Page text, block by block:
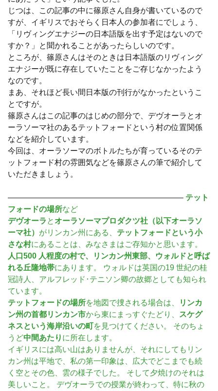
じつは、この記事の中に篠原さん自身が書いているので
すが、イギリスでおそらく日本人の参加者にでしょう、
「リヴィングエナジーの日本語版を出す予定はないので
すか？」と聞かれることがあったらしいのです。
ところが、篠原さんはそのときは日本語版のリヴィング
エナジーが既に存在していたことをご存じなかったよう
なのです。
まあ、それほど長い間日本版の刊行がなかったというこ
とですが。
篠原さんはこの記事のはじめの部分で、デヴオーラとオ
ーラソーマ社のあるテットフォードという村の位置関係
などを紹介しています。
今回は、オーラソーマのボトルたちが育っているそのテ
ットフォード村の雰囲気などを篠原さんの筆で紹介して
いただきましょう。
——————————————————————– テット
フォードの場所など
デヴオーラ と オーラソーマプロダクツ社（以下オーラソ
ーマ社） がリンカン州にある、 テットフォードという小
さな村にあることは、みなさまはご存知かと思います。
人口500 人程度の村で、リンカン州東部、ウォルドと呼ば
れる丘隆地帯にあります。 ウォルドは英国の19 世紀の桂
冠詩人、アルフレッド･テニソン卿の故郷としても知られ
ています。
テットフォードの場所を地図で捜される場合は、
リンカ
ン州の首都リンカン市から東にまっすぐたどり、 スケグ
ネスという海岸沿いの町を見つけてください。 そのちょ
うど中間あたり に所在します。
イギリスには高い山はありませんが、それにしてもリン
カン州は平地で、私の第一印象は、広大でどこまでも続
く空とその色、雲の様子でした。 そして夕焼けのそれは
美しいこと。 デヴオーラでの授業が終わって、特に秋の